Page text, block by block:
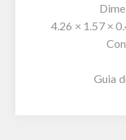
4.26 × 1.57 ×
Guia